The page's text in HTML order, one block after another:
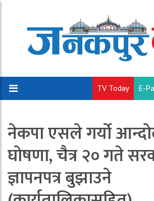
TV Today E-
नेकपा एसले गर्यो
घोषणा, चैत्र २० गते
ज्ञापनपत्र बुझाउने